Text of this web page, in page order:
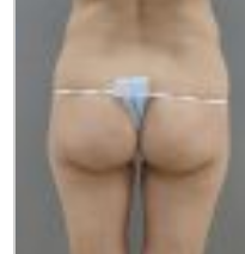
Соответствии С
ЗАПИСЬ
Отправляя форму Вы